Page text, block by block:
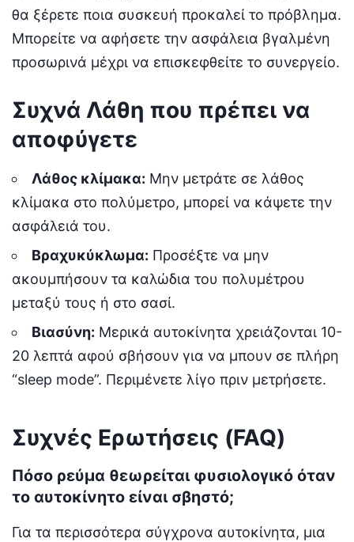
θα ξέρετε ποια συσκευή προκαλεί το πρόβλημα.
Μπορείτε να αφήσετε την ασφάλεια βγαλμένη
προσωρινά μέχρι να επισκεφθείτε το συνεργείο.
Συχνά Λάθη που πρέπει να
αποφύγετε
Λάθος κλίμακα: Μην μετράτε σε λάθος
κλίμακα στο πολύμετρο, μπορεί να κάψετε την
ασφάλειά του.
Βραχυκύκλωμα: Προσέξτε να μην
ακουμπήσουν τα καλώδια του πολυμέτρου
μεταξύ τους ή στο σασί.
Βιασύνη: Μερικά αυτοκίνητα χρειάζονται 10-
20 λεπτά αφού σβήσουν για να μπουν σε πλήρη
“sleep mode”. Περιμένετε λίγο πριν μετρήσετε.
Συχνές Ερωτήσεις (FAQ)
Πόσο ρεύμα θεωρείται φυσιολογικό όταν
το αυτοκίνητο είναι σβηστό;
Για τα περισσότερα σύγχρονα αυτοκίνητα, μια